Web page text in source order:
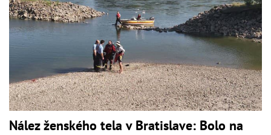
Nález ženského tela v Bratislave: Bolo na